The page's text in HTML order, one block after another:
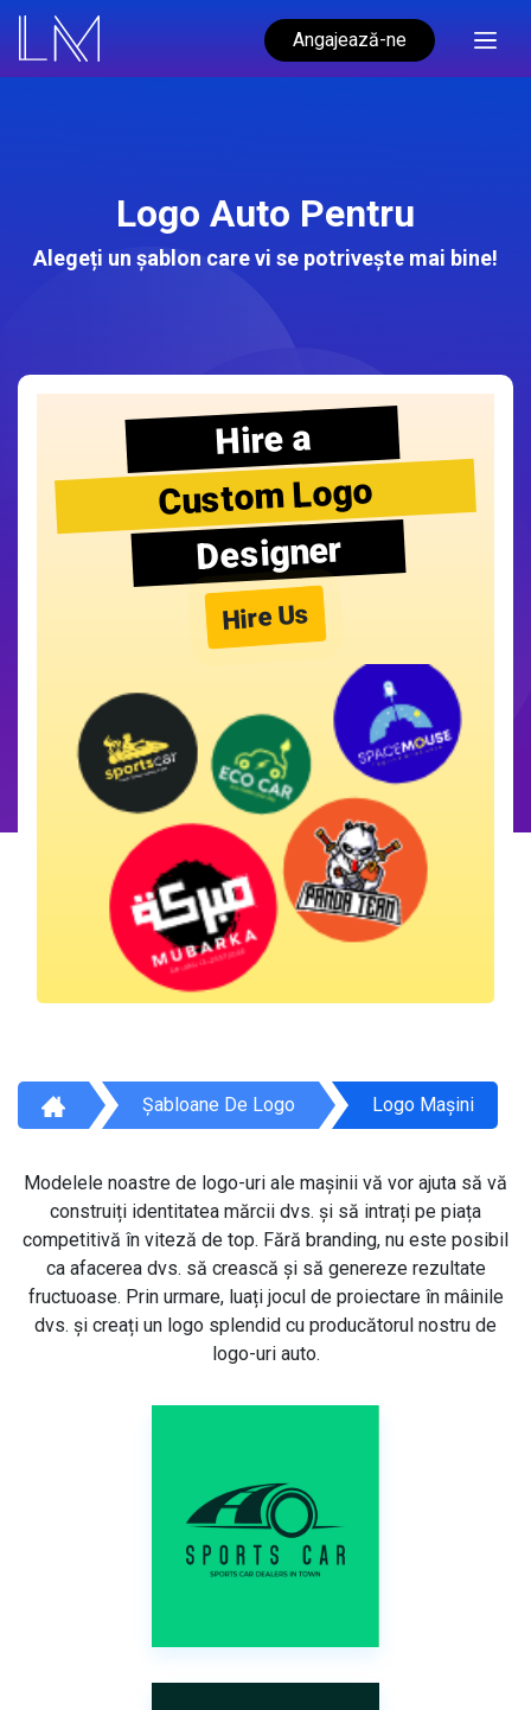
Angajează-ne
Logo Auto Pentru
Alegeți un șablon care vi se potrivește mai bine!
Hire a
Custom Logo
Designer
Hire Us
Șabloane De Logo Logo Mașini
Modelele noastre de logo-uri ale mașinii vă vor ajuta să vă
construiți identitatea mărcii dvs. și să intrați pe piața
competitivă în viteză de top. Fără branding, nu este posibil
ca afacerea dvs. să crească și să genereze rezultate
fructuoase. Prin urmare, luați jocul de proiectare în mâinile
dvs. și creați un logo splendid cu producătorul nostru de
logo-uri auto.